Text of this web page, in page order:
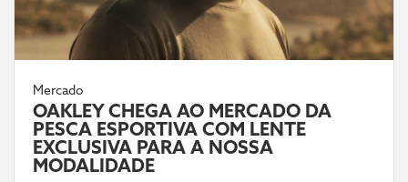
Mercado
OAKLEY CHEGA AO MERCADO DA
PESCA ESPORTIVA COM LENTE
EXCLUSIVA PARA A NOSSA
MODALIDADE